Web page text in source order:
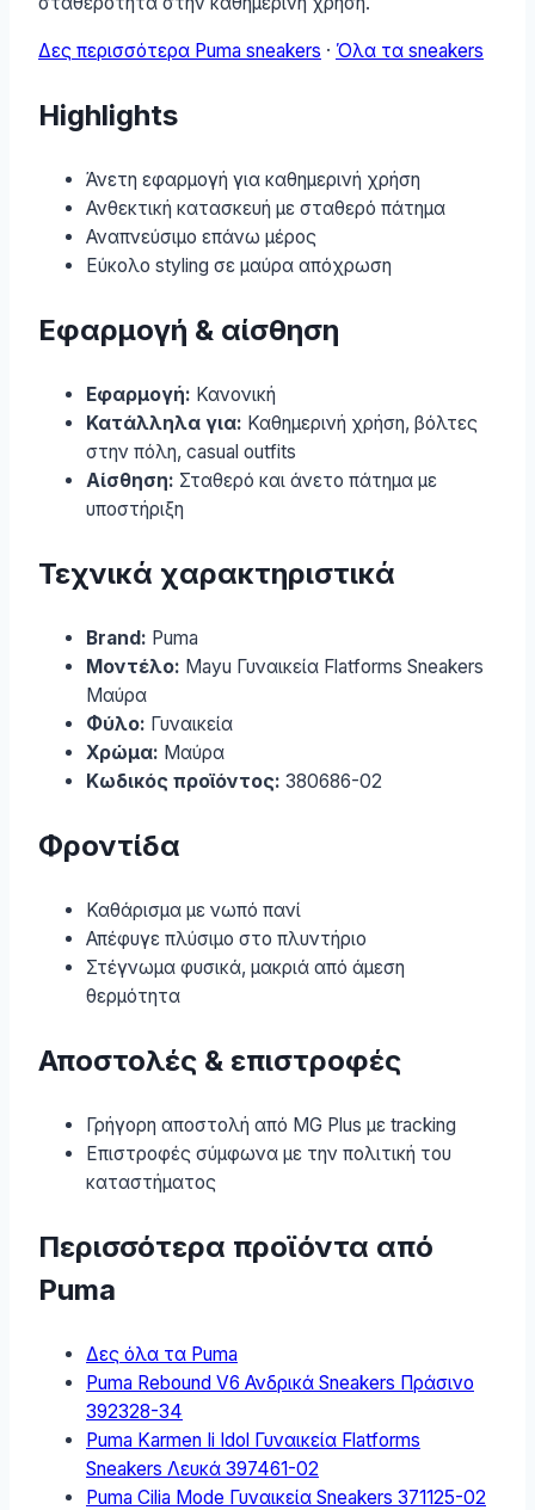
Δες περισσότερα Puma sneakers · Όλα τα sneakers
Highlights
Άνετη εφαρμογή για καθημερινή χρήση
Ανθεκτική κατασκευή με σταθερό πάτημα
Αναπνεύσιμο επάνω μέρος
Εύκολο styling σε μαύρα απόχρωση
Εφαρμογή & αίσθηση
Εφαρμογή: Κανονική
Κατάλληλα για: Καθημερινή χρήση, βόλτες
στην πόλη, casual outfits
Αίσθηση: Σταθερό και άνετο πάτημα με
υποστήριξη
Τεχνικά χαρακτηριστικά
Brand: Puma
Μοντέλο: Mayu Γυναικεία Flatforms Sneakers
Μαύρα
Φύλο: Γυναικεία
Χρώμα: Μαύρα
Κωδικός προϊόντος: 380686-02
Φροντίδα
Καθάρισμα με νωπό πανί
Απέφυγε πλύσιμο στο πλυντήριο
Στέγνωμα φυσικά, μακριά από άμεση
θερμότητα
Αποστολές & επιστροφές
Γρήγορη αποστολή από MG Plus με tracking
Επιστροφές σύμφωνα με την πολιτική του
καταστήματος
Περισσότερα προϊόντα από
Puma
Δες όλα τα Puma
Puma Rebound V6 Ανδρικά Sneakers Πράσινο
392328-34
Puma Karmen Ii Idol Γυναικεία Flatforms
Sneakers Λευκά 397461-02
Puma Cilia Mode Γυναικεία Sneakers 371125-02